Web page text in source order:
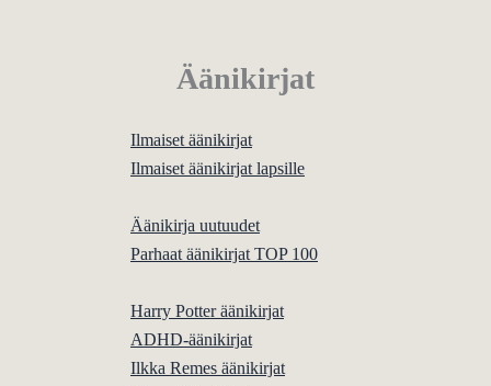
Äänikirjat
Ilmaiset äänikirjat
Ilmaiset äänikirjat lapsille
Äänikirja uutuudet
Parhaat äänikirjat TOP 100
Harry Potter äänikirjat
ADHD-äänikirjat
Ilkka Remes äänikirjat